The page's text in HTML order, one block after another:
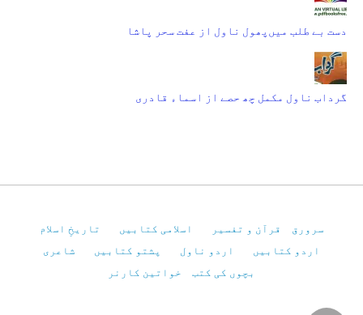
دست بے طلب میں‌پھول ناول از عفت سحر پاشا
گرداب ناول مکمل چھ حصے از اسماء قادری
سرورق قرآن و تفسیر اسلامی کتابیں
تاریخِ اسلام
اردو کتابیں
اردو ناول پشتو کتابیں
شاعری
بچوں کی کتب
خواتین کارنر